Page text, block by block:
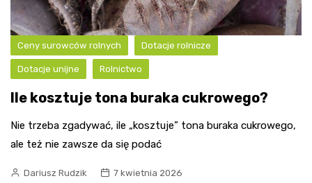
Ceny surowców rolnych Dotacje rolnicze
Dotacje unijne Rolnictwo
Ile kosztuje tona buraka cukrowego?
Nie trzeba zgadywać, ile „kosztuje” tona buraka cukrowego,
ale też nie zawsze da się podać
Dariusz Rudzik 7 kwietnia 2026